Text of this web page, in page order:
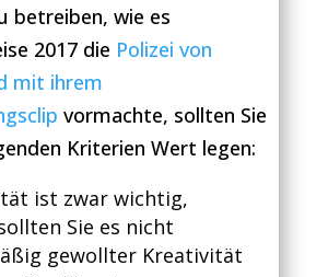
betreiben, wie es
2017 die Polizei von
mit ihrem
vormachte, sollten Sie
Kriterien Wert legen:
ist zwar wichtig,
Sie es nicht
gewollter Kreativität